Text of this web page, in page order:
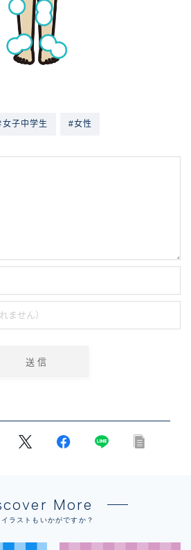
女子中学生 #女性
More
ラストもいかがですか？